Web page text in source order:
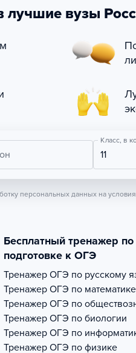
лучшие вузы
Класс, в
11
персональных данных на
Бесплатный тренажер по
подготовке к ОГЭ
Тренажер ОГЭ по русскому
Тренажер ОГЭ по математике
Тренажер ОГЭ по
Тренажер ОГЭ по биологии
Тренажер ОГЭ по
Тренажер ОГЭ по физике